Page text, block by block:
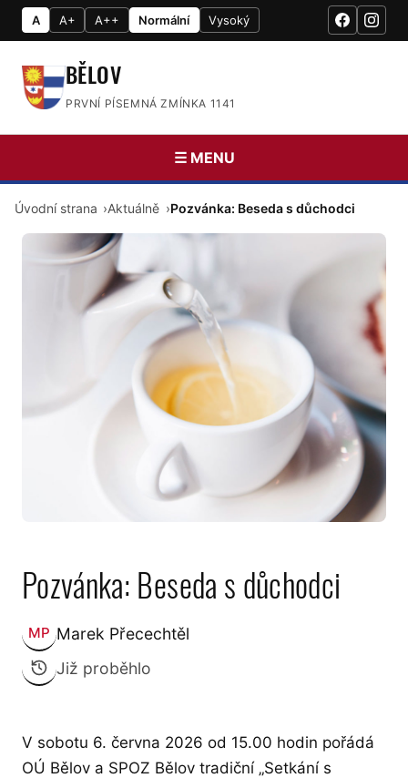
A A+ A++ Normální Vysoký
BĚLOV
PRVNÍ PÍSEMNÁ ZMÍNKA 1141
☰ MENU
Úvodní strana Aktuálně Pozvánka: Beseda s důchodci
Pozvánka: Beseda s důchodci
MP Zveřejnil:
Marek Přecechtěl
Již proběhlo
V sobotu 6. června 2026 od 15.00 hodin pořádá
OÚ Bělov a SPOZ Bělov tradiční „Setkání s